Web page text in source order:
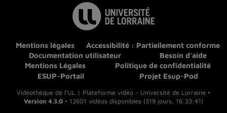
Mentions légales
Accessibilité : Partiellement conforme
Documentation utilisateur
Besoin d'aide
Mentions Légales
Politique de confidentialité
ESUP-Portail
Projet Esup-Pod
Vidéothèque de l'UL | Plateforme vidéo - Université de Lorraine •
Version 4.3.0 • 12601 vidéos disponibles (319 jours, 16:33:41)